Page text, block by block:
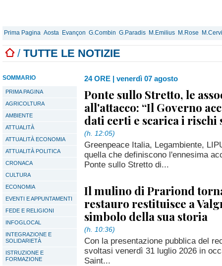
Prima Pagina Aosta Evançon G.Combin G.Paradis M.Emilius M.Rose
/ TUTTE LE NOTIZIE
SOMMARIO
PRIMA PAGINA
AGRICOLTURA
AMBIENTE
ATTUALITÀ
ATTUALITÀ ECONOMIA
ATTUALITÀ POLITICA
CRONACA
CULTURA
ECONOMIA
EVENTI E APPUNTAMENTI
FEDE E RELIGIONI
INFOGLOCAL
INTEGRAZIONE E
SOLIDARIETÀ
ISTRUZIONE E
FORMAZIONE
24 ORE | venerdì 07 agosto
Ponte sullo Stretto, le
all'attacco: “Il Governo
dati certi e scarica i rischi
(h. 12:05)
Greenpeace Italia, Legambiente,
quella che definiscono l'ennesima
Ponte sullo Stretto di...
Il mulino di Prariond
restauro restituisce a
simbolo della sua storia
(h. 10:36)
Con la presentazione pubblica del
svoltasi venerdì 31 luglio 2026 in
Saint...